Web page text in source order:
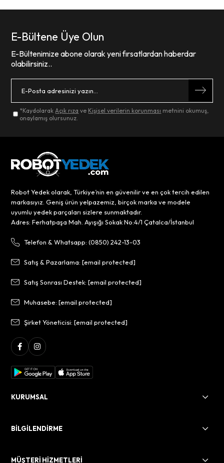
E-Bültene Üye Olun
E-Bültenimize abone olarak yeni fırsatlardan haberdar
olabilirsiniz..
*Kaydolarak Açık rıza ve Kişisel verilerin korunması metnini okumuş,
onaylamış olursunuz.
Robot Yedek olarak, Türkiye’nin en güvenilir ve en çok tercih edilen
markasıyız. Geniş ürün yelpazemiz, birçok marka ve modele
uyumlu yedek parçaları sizlere sunmaktadır.
Adres: Ferhatpaşa Mah. Ayışığı Sokak No:4/1 Çatalca/İstanbul
Telefon & Whatsapp: (0850) 242-13-03
Satış & Pazarlama:[email protected]
Satış Sonrası Destek:[email protected]
Muhasebe:[email protected]
Şirket Yöneticisi:[email protected]
KURUMSAL
BİLGİLENDİRME
MÜŞTERİ HİZMETLERİ